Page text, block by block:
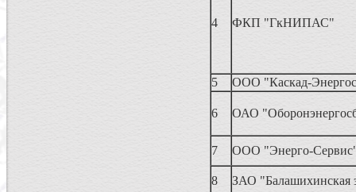
4 ФКП "ГкНИПАС"
5 ООО "Каскад-
6 ОАО
7 ООО "Энерго-
8 ЗАО "Балашихинская